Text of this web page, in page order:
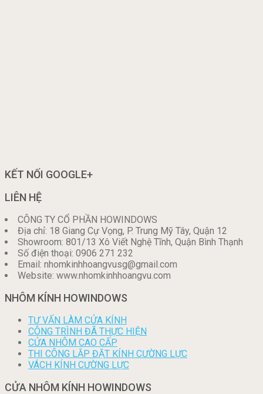
KẾT NỐI GOOGLE+
LIÊN HỆ
CÔNG TY CỔ PHẦN HOWINDOWS
Địa chỉ: 18 Giang Cự Vọng, P. Trung Mỹ Tây, Quận 12
Showroom: 801/13 Xô Viết Nghệ Tĩnh, Quận Bình Thạnh
Số điện thoại: 0906 271 232
Email: nhomkinhhoangvusg@gmail.com
Website: www.nhomkinhhoangvu.com
NHÔM KÍNH HOWINDOWS
TƯ VẤN LÀM CỬA KÍNH
CÔNG TRÌNH ĐÃ THỰC HIỆN
CỬA NHÔM CAO CẤP
THI CÔNG LẮP ĐẶT KÍNH CƯỜNG LỰC
VÁCH KÍNH CƯỜNG LỰC
CỬA NHÔM KÍNH HOWINDOWS